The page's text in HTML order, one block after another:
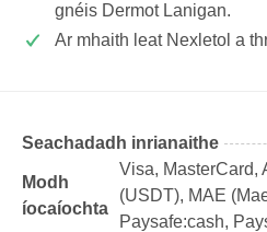
gnéis Dermot Lanigan.
Ar mhaith leat Nexletol a
Seachadadh inrianaithe
Modh
íocaíochta
Visa, MasterCard,
(USDТ), MAE
Paysafe:cash,